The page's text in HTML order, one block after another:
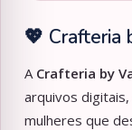
💖 Crafteria
A Crafteria by
arquivos
mulheres que